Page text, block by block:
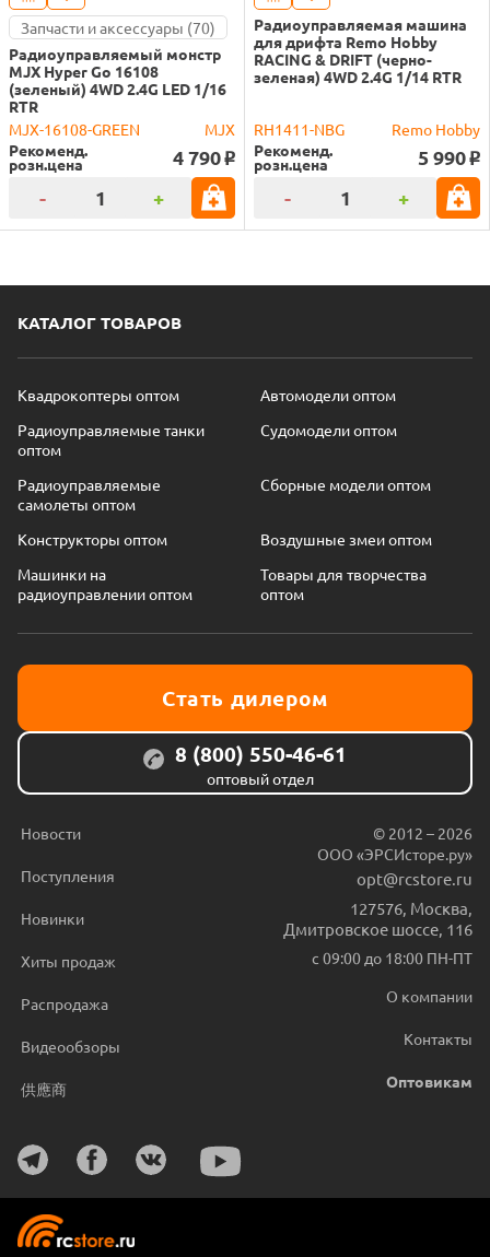
Запчасти и аксессуары (70)
Радиоуправляемый монстр
MJX Hyper Go 16108
(зеленый) 4WD 2.4G LED 1/16
RTR
MJX-16108-GREEN
MJX
Рекоменд.
розн.цена 4 790 o
- +
Радиоуправляемая машина
для дрифта Remo Hobby
RACING & DRIFT (черно-
зеленая) 4WD 2.4G 1/14 RTR
RH1411-NBG
Remo Hobby
Рекоменд.
розн.цена 5 990 o
- +
КАТАЛОГ ТОВАРОВ
Квадрокоптеры оптом
Автомодели оптом
Радиоуправляемые танки
оптом
Судомодели оптом
Радиоуправляемые
самолеты оптом
Сборные модели оптом
Конструкторы оптом
Воздушные змеи оптом
Машинки на
радиоуправлении оптом
Товары для творчества
оптом
Стать дилером
8 (800) 550-46-61
оптовый отдел
Новости
Поступления
Новинки
Хиты продаж
Распродажа
Видеообзоры
供應商
© 2012 – 2026
ООО «ЭРСИсторе.ру»
opt@rcstore.ru
127576 Москва
Дмитровское шоссе, 116
с 09:00 до 18:00 ПН-ПТ
О компании
Контакты
Оптовикам